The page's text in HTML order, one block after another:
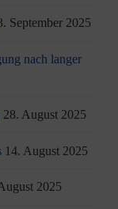
September 2025
nach langer
28. August 2025
14. August 2025
2025